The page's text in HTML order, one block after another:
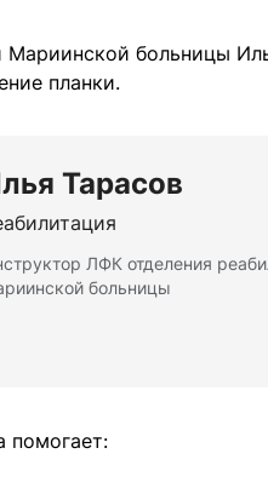
больницы
планки.
Тарасов
ЛФК отделения
больницы
помогает: